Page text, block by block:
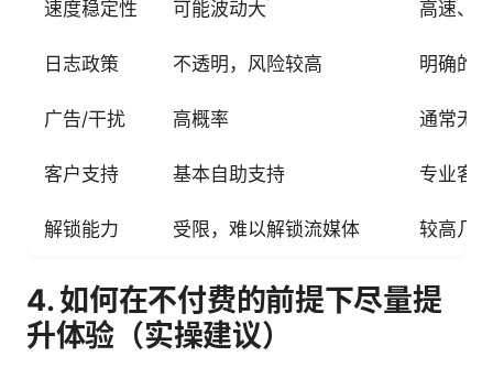
速度稳定性 可能波动大 高速、
日志政策 不透明，风险较高 明确的
广告/干扰 高概率 通常无
客户支持 基本自助支持 专业客
解锁能力 受限，难以解锁流媒体 较高几
4. 如何在不付费的前提下尽量提
升体验（实操建议）